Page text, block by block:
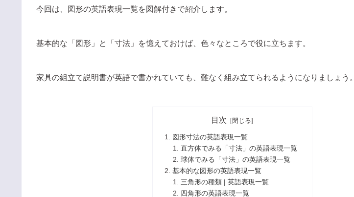
今回は、図形の英語表現一覧を図解付きで紹介します。
基本的な「図形」と「寸法」を憶えておけば、色々なところで役に立ちます。
家具の組立て説明書が英語で書かれていても、難なく組み立てられるようになりましょう。
目次
図形寸法の英語表現一覧
直方体でみる「寸法」の英語表現一覧
球体でみる「寸法」の英語表現一覧
基本的な図形の英語表現一覧
三角形の種類 | 英語表現一覧
四角形の英語表現一覧